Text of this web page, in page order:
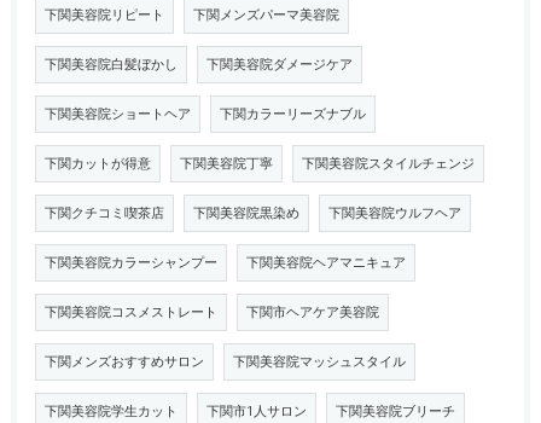
下関美容院リピート 下関メンズパーマ美容院
下関美容院白髪ぼかし 下関美容院ダメージケア
下関美容院ショートヘア 下関カラーリーズナブル
下関カットが得意 下関美容院丁寧 下関美容院スタイルチェンジ
下関クチコミ喫茶店 下関美容院黒染め 下関美容院ウルフヘア
下関美容院カラーシャンプー 下関美容院ヘアマニキュア
下関美容院コスメストレート 下関市ヘアケア美容院
下関メンズおすすめサロン 下関美容院マッシュスタイル
下関美容院学生カット 下関市1人サロン 下関美容院ブリーチ